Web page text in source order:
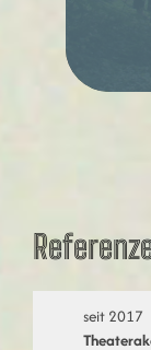
seit 2017